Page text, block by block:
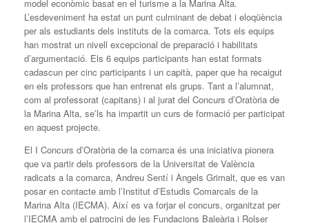
model econòmic basat en el turisme a la Marina Alta.
L’esdeveniment ha estat un punt culminant de debat i eloqüència
per als estudiants dels instituts de la comarca. Tots els equips
han mostrat un nivell excepcional de preparació i habilitats
d’argumentació. Els 6 equips participants han estat formats
cadascun per cinc participants i un capità, paper que ha recaigut
en els professors que han entrenat els grups. Tant a l’alumnat,
com al professorat (capitans) i al jurat del Concurs d’Oratòria de
la Marina Alta, se’ls ha impartit un curs de formació per participat
en aquest projecte.
El I Concurs d’Oratòria de la comarca és una iniciativa pionera
que va partir dels professors de la Universitat de València
radicats a la comarca, Andreu Sentí i Àngels Grimalt, que es van
posar en contacte amb l’Institut d’Estudis Comarcals de la
Marina Alta (IECMA). Així es va forjar el concurs, organitzat per
l’IECMA amb el patrocini de les Fundacions Baleària i Rolser